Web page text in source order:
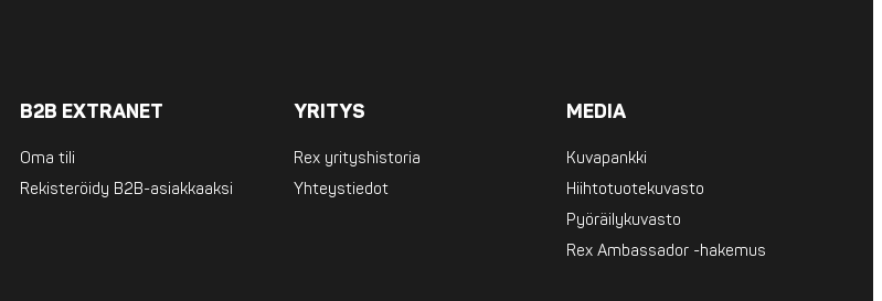
B2B EXTRANET
Oma tili
Rekisteröidy B2B-asiakkaaksi
YRITYS
Rex yrityshistoria
Yhteystiedot
MEDIA
Kuvapankki
Hiihtotuotekuvasto
Pyöräilykuvasto
Rex Ambassador -hakemus